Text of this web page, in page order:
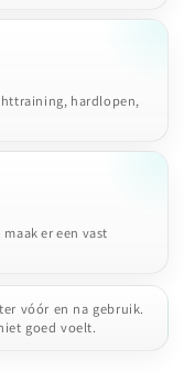
hardlopen,
maak er een vast
vóór en na gebruik.
goed voelt.